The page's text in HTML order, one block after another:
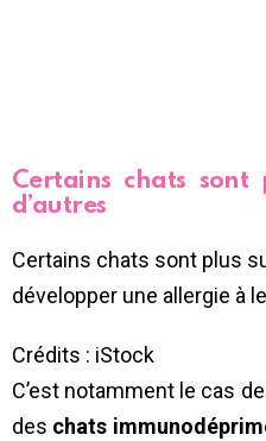
Certains chats sont
d’autres
Certains chats sont plus
développer une allergie à
Crédits : iStock
C’est notamment le cas
des chats